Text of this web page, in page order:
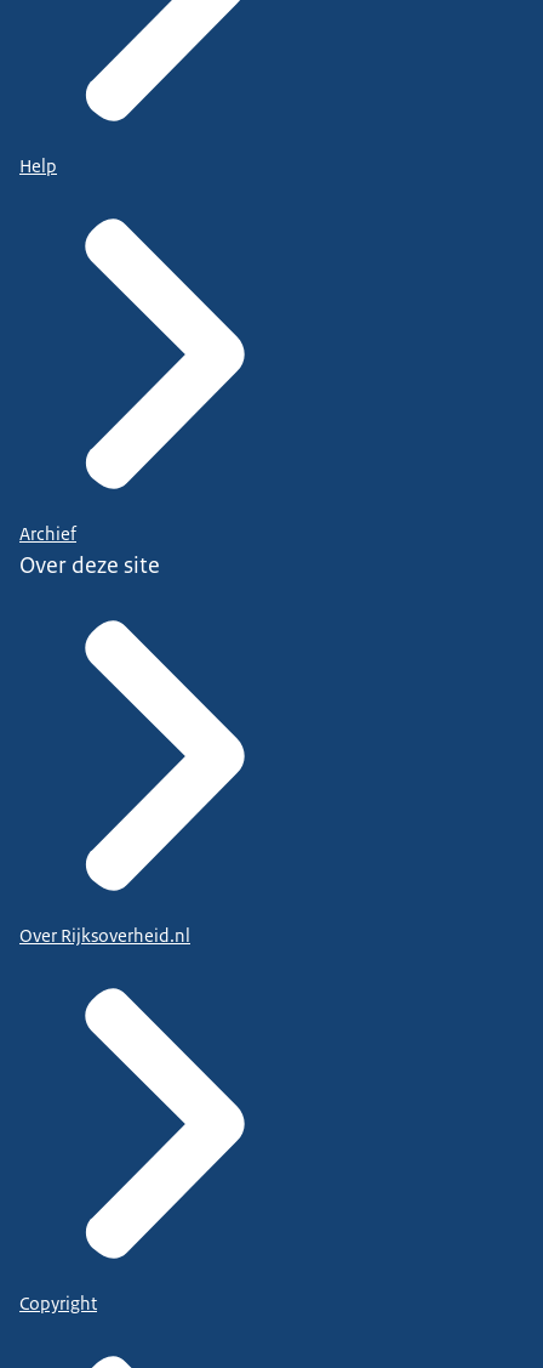
Help
Archief
Over deze site
Over Rijksoverheid.nl
Copyright